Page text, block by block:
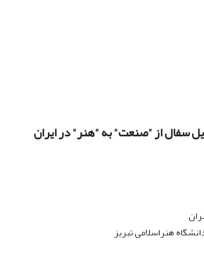
سفال از "صنعت" به "هنر" در ایران
هنراسلامی تبریز